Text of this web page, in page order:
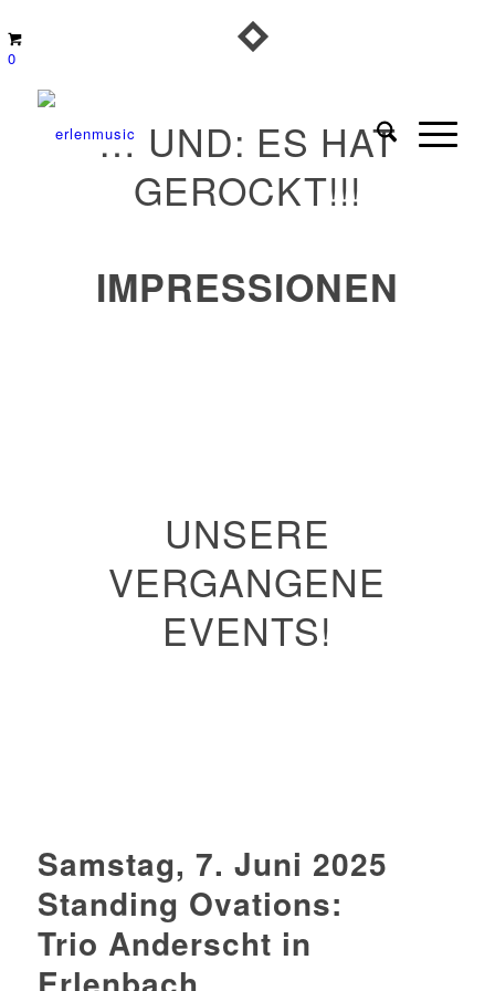
0
… UND: ES HAT
GEROCKT!!!
IMPRESSIONEN
UNSERE
VERGANGENE
EVENTS!
Samstag, 7. Juni 2025
Standing Ovations:
Trio Anderscht in